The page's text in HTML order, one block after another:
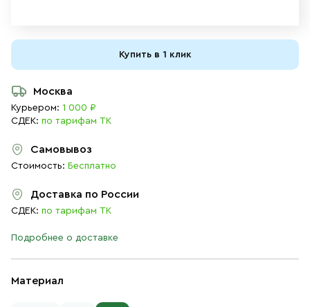
Материал
Купить в 1 клик
Москва
Курьером: 1 000 ₽
СДЕК: по тарифам ТК
Самовывоз
Стоимость: Бесплатно
Доставка по России
СДЕК: по тарифам ТК
Подробнее о доставке